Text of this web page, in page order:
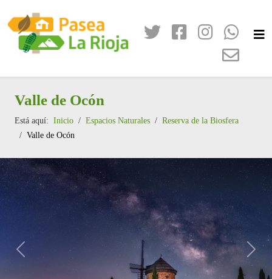
Valle de Ocón
Está aquí: Inicio Espacios Naturales
Reserva de la Biosfera
Valle de Ocón
Anterior